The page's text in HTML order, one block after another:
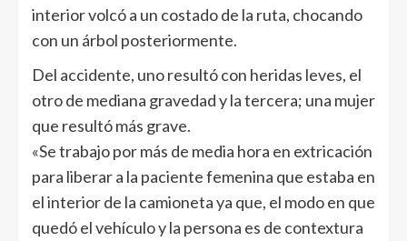
interior volcó a un costado de la ruta, chocando
con un árbol posteriormente.
Del accidente, uno resultó con heridas leves, el
otro de mediana gravedad y la tercera; una mujer
que resultó más grave.
«Se trabajo por más de media hora en extricación
para liberar a la paciente femenina que estaba en
el interior de la camioneta ya que, el modo en que
quedó el vehículo y la persona es de contextura